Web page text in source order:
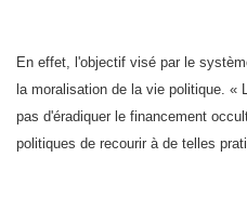
En effet, l'objectif visé par le
la moralisation de la vie politique. «
pas d'éradiquer le financement
politiques de recourir à de telles